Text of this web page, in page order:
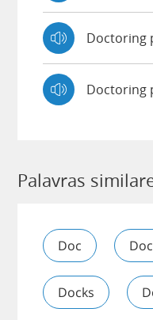
Doctoring
Doctoring
Palavras
Doc
Docks